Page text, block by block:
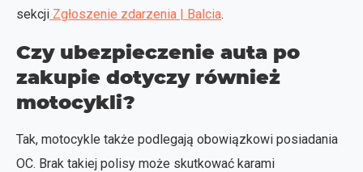
sekcji Zgłoszenie zdarzenia | Balcia.
Czy ubezpieczenie auta po
zakupie dotyczy również
motocykli?
Tak, motocykle także podlegają obowiązkowi posiadania
OC. Brak takiej polisy może skutkować karami